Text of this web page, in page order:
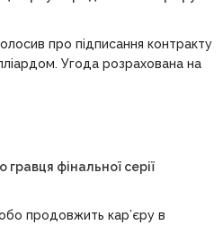
про підписання контракту
Угода розрахована на
фінальної серії
продовжить кар’єру в